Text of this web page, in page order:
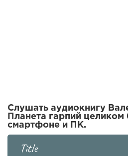
Слушать аудиокнигу
Планета гарпий целиком
смартфоне и ПК.
Title